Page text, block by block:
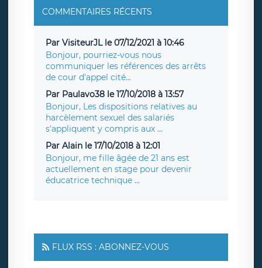
COMMENTAIRES RÉCENTS
Par VisiteurJL le 07/12/2021 à 10:46
Bonjour, pourriez-vous nous
communiquer les références des arrêts
de cour d'appel cité...
Par Paulavo38 le 17/10/2018 à 13:57
Bonjour, Les dispositions relatives au
harcèlement sexuel des salariés
s'appliquent y compris aux ...
Par Alain le 17/10/2018 à 12:01
Bonjour, me fille âgée de 21 ans est
actuellement en stage pour devenir
éducatrice technique ...
FLUX RSS : ABONNEZ-VOUS